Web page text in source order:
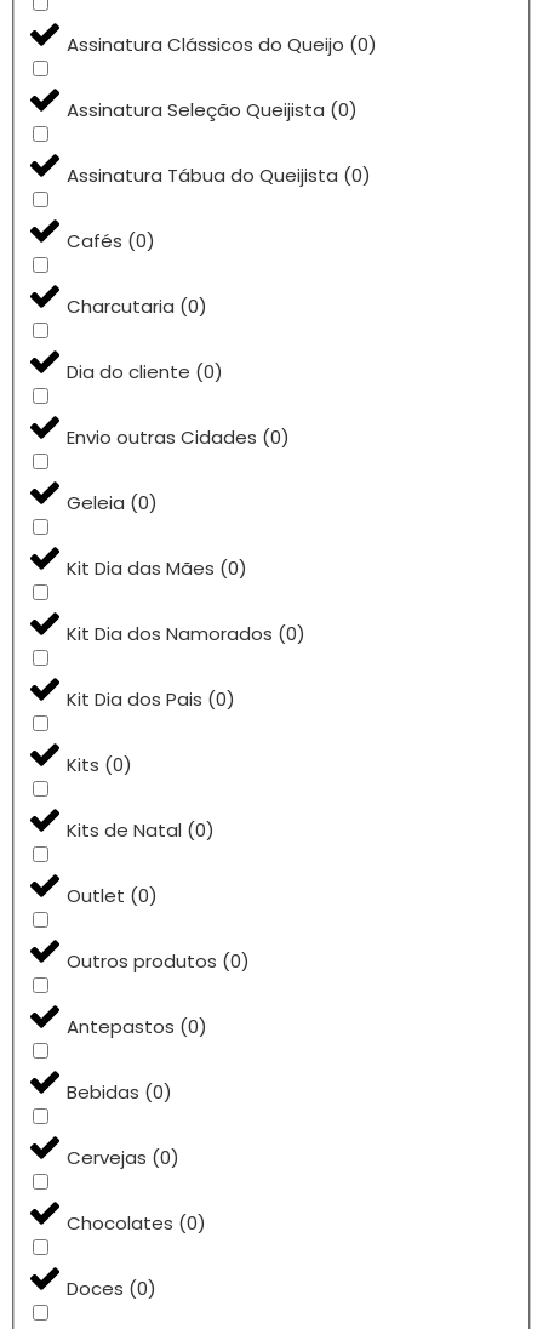
Assinatura Clássicos do Queijo (0)
Assinatura Seleção Queijista (0)
Assinatura Tábua do Queijista (0)
Cafés (0)
Charcutaria (0)
Dia do cliente (0)
Envio outras Cidades (0)
Geleia (0)
Kit Dia das Mães (0)
Kit Dia dos Namorados (0)
Kit Dia dos Pais (0)
Kits (0)
Kits de Natal (0)
Outlet (0)
Outros produtos (0)
Antepastos (0)
Bebidas (0)
Cervejas (0)
Chocolates (0)
Doces (0)